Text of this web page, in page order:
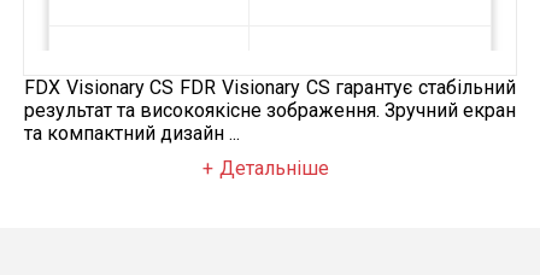
користувацький
інтерфейс
управління, без
клавіатури та миші
проекційно-ємнісний
FDX Visionary CS FDR Visionary CS гарантує стабільний
результат та високоякісне зображення. Зручний екран
та компактний дизайн ...
Детальніше